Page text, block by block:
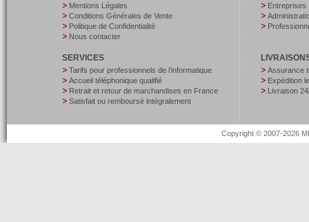
Mentions Légales
Conditions Générales de Vente
Politique de Confidentialité
Nous contacter
SERVICES
Tarifs pour professionnels de l’informatique
Accueil téléphonique qualifié
Retrait et retour de marchandises en France
Satisfait ou remboursé intégralement
Entreprises
Assurance
Expédition
Livraison
Copyright © 2007-2026